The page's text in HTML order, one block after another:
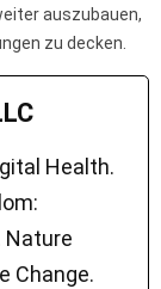
auszubauen,
zu decken.
Health.
Nature
Change.